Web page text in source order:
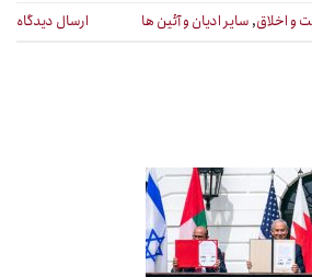
و اخلاق, سایر ادیان و آئین ها ارسال دیدگاه